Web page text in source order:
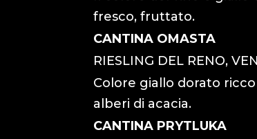
fresco, fruttato.
CANTINA OMASTA
RIESLING DEL RENO,
Colore giallo dorato
alberi di acacia.
CANTINA PRYTLUKA